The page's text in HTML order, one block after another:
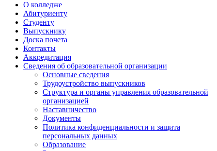
О колледже
Абитуриенту
Студенту
Выпускнику
Доска почета
Контакты
Аккредитация
Сведения об образовательной организации
Основные сведения
Трудоустройство выпускников
Структура и органы управления образовательной
организацией
Наставничество
Документы
Политика конфиденциальности и защита
персональных данных
Образование